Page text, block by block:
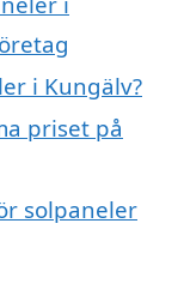
i Kungälv?
priset på
solpaneler